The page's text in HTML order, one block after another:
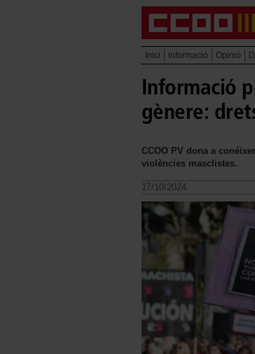
Inici Informació Opinió
Informació
gènere:
CCOO PV dona a
violències masclistes.
17/10/2024.